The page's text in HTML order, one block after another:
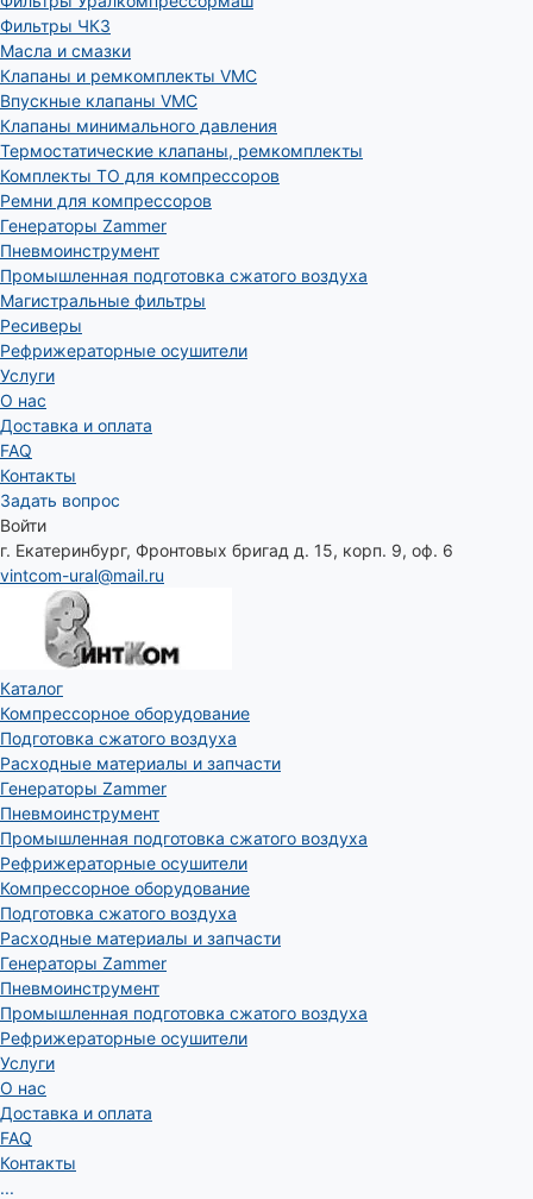
Фильтры ЧКЗ
Масла и смазки
Клапаны и ремкомплекты VMC
Впускные клапаны VMC
Клапаны минимального давления
Термостатические клапаны, ремкомплекты
Комплекты ТО для компрессоров
Ремни для компрессоров
Генераторы Zammer
Пневмоинструмент
Промышленная подготовка сжатого воздуха
Магистральные фильтры
Ресиверы
Рефрижераторные осушители
Услуги
О нас
Доставка и оплата
FAQ
Контакты
Задать вопрос
Войти
г. Екатеринбург, Фронтовых бригад д. 15, корп. 9, оф. 6
vintcom-ural@mail.ru
Каталог
Компрессорное оборудование
Подготовка сжатого воздуха
Расходные материалы и запчасти
Генераторы Zammer
Пневмоинструмент
Промышленная подготовка сжатого воздуха
Рефрижераторные осушители
Компрессорное оборудование
Подготовка сжатого воздуха
Расходные материалы и запчасти
Генераторы Zammer
Пневмоинструмент
Промышленная подготовка сжатого воздуха
Рефрижераторные осушители
Услуги
О нас
Доставка и оплата
FAQ
Контакты
...